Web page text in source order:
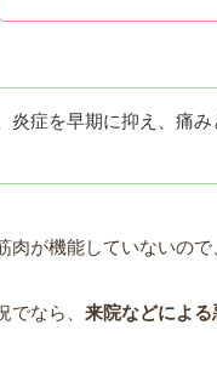
症を早期に抑え、痛み
が機能していないの
なら、 来院などによる